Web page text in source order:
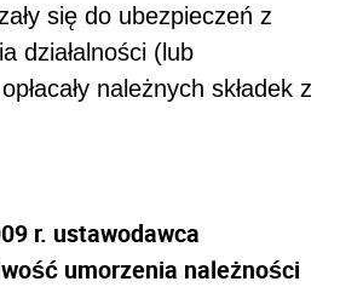
się do ubezpieczeń z
działalności (lub
należnych składek z
r. ustawodawca
umorzenia należności